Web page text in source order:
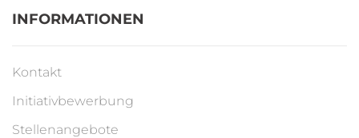
INFORMATIONEN
Kontakt
Initiativbewerbung
Stellenangebote